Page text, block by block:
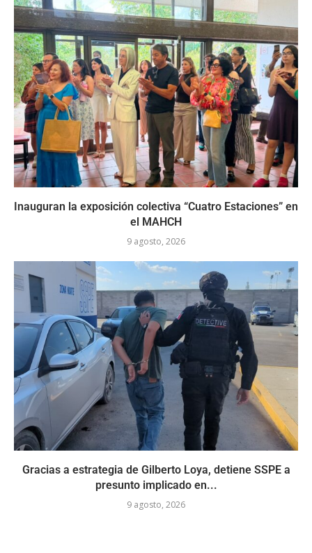
Inauguran la exposición colectiva “Cuatro Estaciones” en
el MAHCH
9 agosto, 2026
Gracias a estrategia de Gilberto Loya, detiene SSPE a
presunto implicado en...
9 agosto, 2026